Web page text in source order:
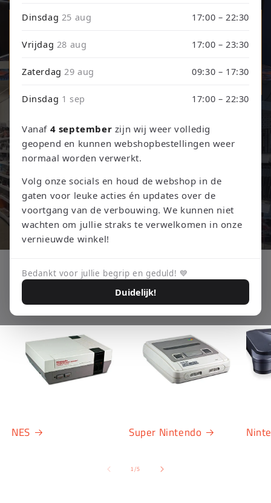
Shop nu
NES Super Nintendo
1/van
5
Dinsdag 25 aug 17:00 – 22:30
Vrijdag 28 aug 17:00 – 23:30
Zaterdag29 aug 09:30 – 17:30
Dinsdag 1 sep 17:00 – 22:30
Vanaf 4 september zijn wij weer volledig
geopend en kunnen webshopbestellingen weer
normaal worden verwerkt.
Volg onze socials en houd de webshop in de
gaten voor leuke acties én updates over de
voortgang van de verbouwing. We kunnen niet
wachten om jullie straks te verwelkomen in onze
vernieuwde winkel!
Bedankt voor jullie begrip en geduld! 💙
Duidelijk!